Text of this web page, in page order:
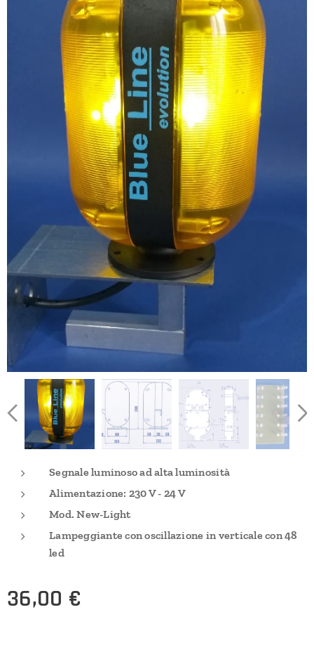
Segnale luminoso ad alta luminosità
Alimentazione: 230 V - 24 V
Mod. New-Light
Lampeggiante con oscillazione in verticale con 48
led
36,00 €